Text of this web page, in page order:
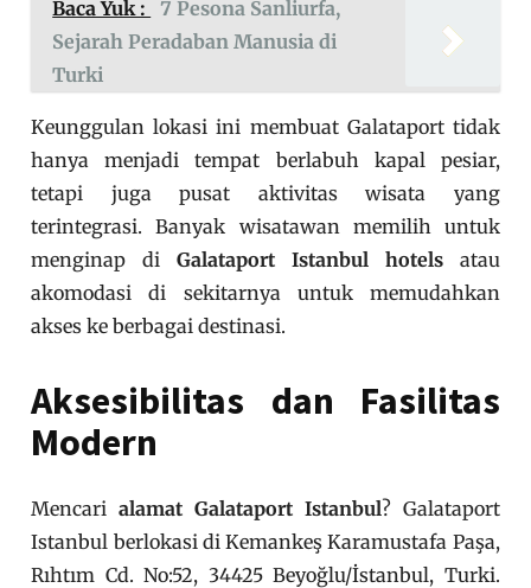
Baca Yuk :
7 Pesona Sanliurfa,
Sejarah Peradaban Manusia di
Turki
Keunggulan lokasi ini membuat Galataport tidak
hanya menjadi tempat berlabuh kapal pesiar,
tetapi juga pusat aktivitas wisata yang
terintegrasi. Banyak wisatawan memilih untuk
menginap diGalataport Istanbul hotelsatau
akomodasi di sekitarnya untuk memudahkan
akses ke berbagai destinasi.
Aksesibilitas dan Fasilitas
Modern
Mencarialamat Galataport Istanbul? Galataport
Istanbul berlokasi di Kemankeş Karamustafa Paşa,
Rıhtım Cd. No:52, 34425 Beyoğlu/İstanbul, Turki.